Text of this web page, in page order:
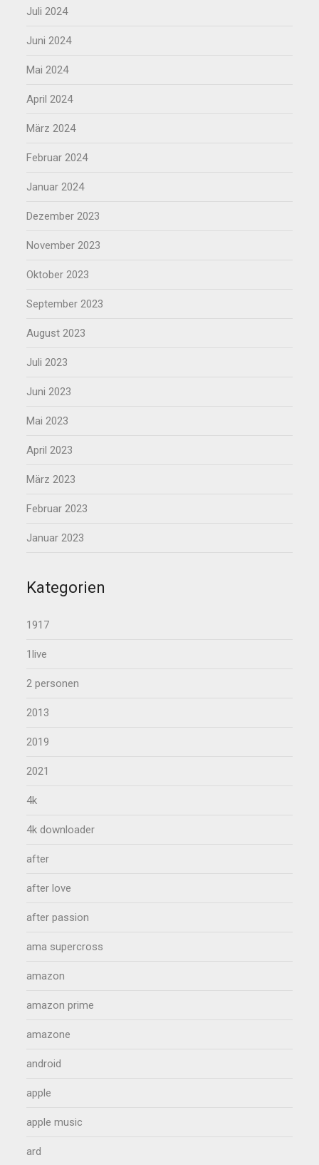
Juli 2024
Juni 2024
Mai 2024
April 2024
März 2024
Februar 2024
Januar 2024
Dezember 2023
November 2023
Oktober 2023
September 2023
August 2023
Juli 2023
Juni 2023
Mai 2023
April 2023
März 2023
Februar 2023
Januar 2023
Kategorien
1917
1live
2 personen
2013
2019
2021
4k
4k downloader
after
after love
after passion
ama supercross
amazon
amazon prime
amazone
android
apple
apple music
ard